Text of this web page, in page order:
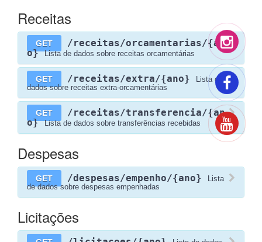
Receitas
GET
/receitas/orcamentarias/{an
o}
Lista de dados sobre receitas orcamentárias
GET /receitas/extra/{ano}
Lista de
dados sobre receitas extra-orcamentárias
GET
/receitas/transferencia/{an
o}
Lista de dados sobre transferências recebidas
Despesas
GET /despesas/empenho/{ano}
Lista
de dados sobre despesas empenhadas
Licitações